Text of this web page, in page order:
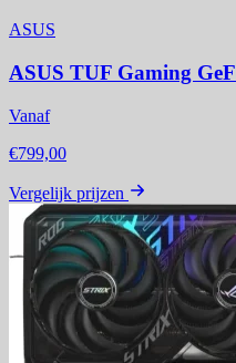
ASUS
ASUS TUF Gaming
Vanaf
€799,00
Vergelijk prijzen